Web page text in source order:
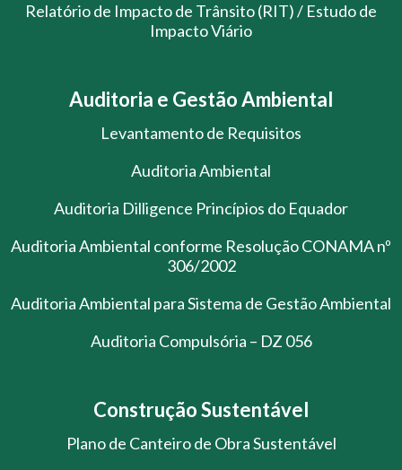
Relatório de Impacto de Trânsito (RIT) / Estudo de
Impacto Viário
Auditoria e Gestão Ambiental
Levantamento de Requisitos
Auditoria Ambiental
Auditoria Dilligence Princípios do Equador
Auditoria Ambiental conforme Resolução CONAMA nº
306/2002
Auditoria Ambiental para Sistema de Gestão Ambiental
Auditoria Compulsória – DZ 056
Construção Sustentável
Plano de Canteiro de Obra Sustentável